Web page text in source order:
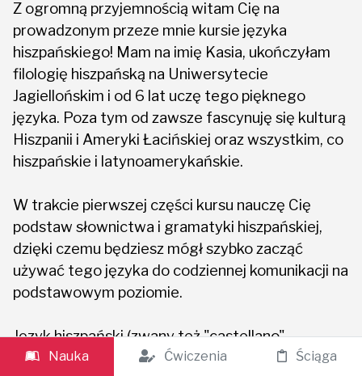
Z ogromną przyjemnością witam Cię na
prowadzonym przeze mnie kursie języka
hiszpańskiego! Mam na imię Kasia, ukończyłam
filologię hiszpańską na Uniwersytecie
Jagiellońskim i od 6 lat uczę tego pięknego
języka. Poza tym od zawsze fascynuję się kulturą
Hiszpanii i Ameryki Łacińskiej oraz wszystkim, co
hiszpańskie i latynoamerykańskie.
W trakcie pierwszej części kursu nauczę Cię
podstaw słownictwa i gramatyki hiszpańskiej,
dzięki czemu będziesz mógł szybko zacząć
używać tego języka do codziennej komunikacji na
podstawowym poziomie.
Język hiszpański (zwany też "castellano" -
kastylijski) jest trzecim językiem na świecie pod
Nauka Ćwiczenia Ściąga